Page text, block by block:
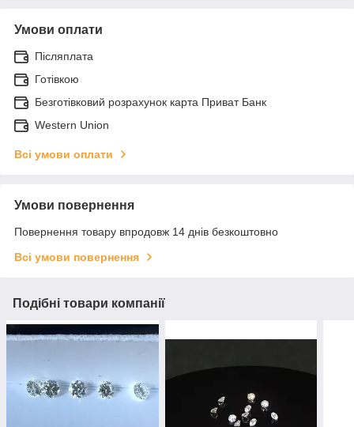
Умови оплати
Післяплата
Готівкою
Безготівковий розрахунок карта Приват Банк
Western Union
Всі умови оплати
Умови повернення
Повернення товару впродовж 14 днів безкоштовно
Всі умови повернення
Подібні товари компанії